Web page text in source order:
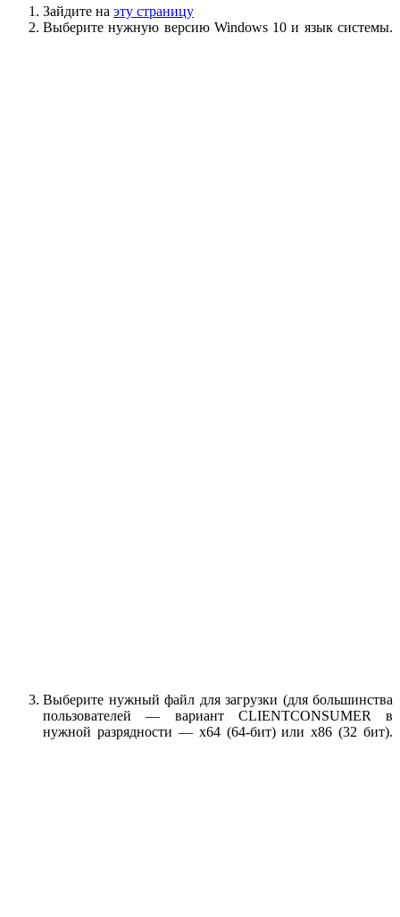
Зайдите на эту страницу
Выберите нужную версию Windows 10 и язык системы.
Выберите нужный файл для загрузки (для большинства
пользователей — вариант CLIENTCONSUMER в
нужной разрядности — x64 (64-бит) или x86 (32 бит).